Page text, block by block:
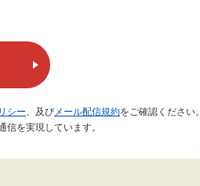
シー、及びメール配信規約をご確認ください。
を実現しています。